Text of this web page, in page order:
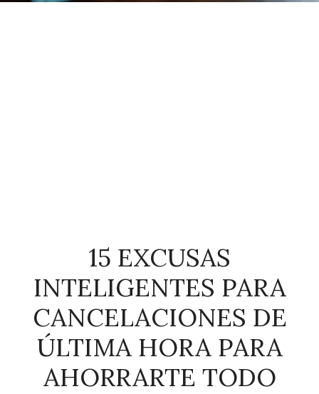
15 EXCUSAS
INTELIGENTES PARA
CANCELACIONES DE
ÚLTIMA HORA PARA
AHORRARTE TODO